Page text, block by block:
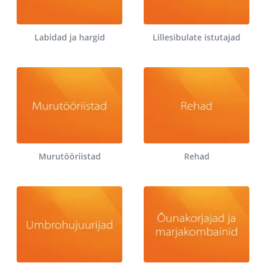
Labidad ja hargid Lillesibulate istutajad
Murutööriistad Rehad